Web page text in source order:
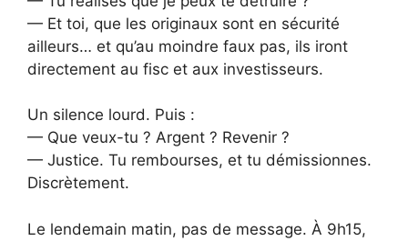
— Et toi, que les originaux sont en sécurité
ailleurs… et qu’au moindre faux pas, ils iront
directement au fisc et aux investisseurs.
Un silence lourd. Puis :
— Que veux-tu ? Argent ? Revenir ?
— Justice. Tu rembourses, et tu démissionnes.
Discrètement.
Le lendemain matin, pas de message. À 9h15,